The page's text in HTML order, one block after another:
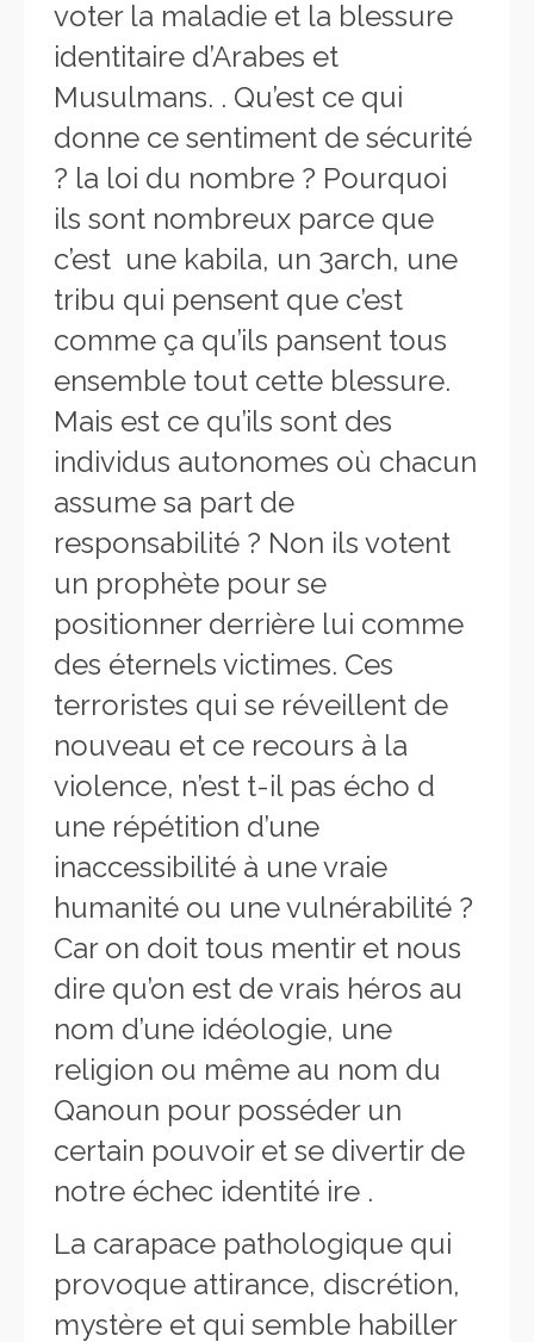
voter la maladie et la blessure
identitaire d’Arabes et
Musulmans. . Qu’est ce qui
donne ce sentiment de sécurité
? la loi du nombre ? Pourquoi
ils sont nombreux parce que
c’est une kabila, un 3arch, une
tribu qui pensent que c’est
comme ça qu’ils pansent tous
ensemble tout cette blessure.
Mais est ce qu’ils sont des
individus autonomes où chacun
assume sa part de
responsabilité ? Non ils votent
un prophète pour se
positionner derrière lui comme
des éternels victimes. Ces
terroristes qui se réveillent de
nouveau et ce recours à la
violence, n’est t-il pas écho d
une répétition d’une
inaccessibilité à une vraie
humanité ou une vulnérabilité ?
Car on doit tous mentir et nous
dire qu’on est de vrais héros au
nom d’une idéologie, une
religion ou même au nom du
Qanoun pour posséder un
certain pouvoir et se divertir de
notre échec identité ire .
La carapace pathologique qui
provoque attirance, discrétion,
mystère et qui semble habiller